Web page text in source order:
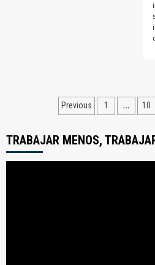
Paginación
entradas
Previous 1 … 10
TRABAJAR MENOS,